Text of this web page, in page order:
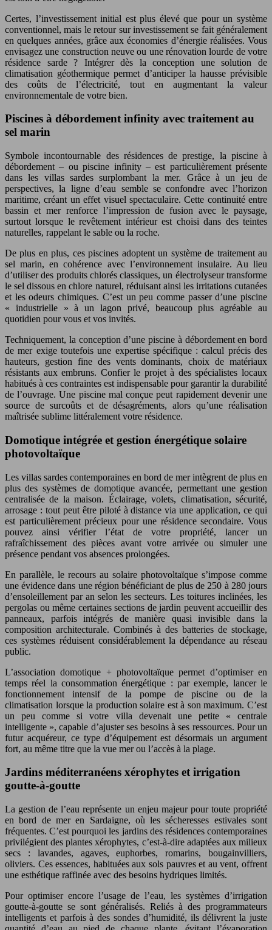
Certes, l’investissement initial est plus élevé que pour un système
conventionnel, mais le retour sur investissement se fait généralement
en quelques années, grâce aux économies d’énergie réalisées. Vous
envisagez une construction neuve ou une rénovation lourde de votre
résidence sarde ? Intégrer dès la conception une solution de
climatisation géothermique permet d’anticiper la hausse prévisible
des coûts de l’électricité, tout en augmentant la valeur
environnementale de votre bien.
Piscines à débordement infinity avec traitement au
sel marin
Symbole incontournable des résidences de prestige, la piscine à
débordement – ou piscine infinity – est particulièrement présente
dans les villas sardes surplombant la mer. Grâce à un jeu de
perspectives, la ligne d’eau semble se confondre avec l’horizon
maritime, créant un effet visuel spectaculaire. Cette continuité entre
bassin et mer renforce l’impression de fusion avec le paysage,
surtout lorsque le revêtement intérieur est choisi dans des teintes
naturelles, rappelant le sable ou la roche.
De plus en plus, ces piscines adoptent un système de traitement au
sel marin, en cohérence avec l’environnement insulaire. Au lieu
d’utiliser des produits chlorés classiques, un électrolyseur transforme
le sel dissous en chlore naturel, réduisant ainsi les irritations cutanées
et les odeurs chimiques. C’est un peu comme passer d’une piscine
« industrielle » à un lagon privé, beaucoup plus agréable au
quotidien pour vous et vos invités.
Techniquement, la conception d’une piscine à débordement en bord
de mer exige toutefois une expertise spécifique : calcul précis des
hauteurs, gestion fine des vents dominants, choix de matériaux
résistants aux embruns. Confier le projet à des spécialistes locaux
habitués à ces contraintes est indispensable pour garantir la durabilité
de l’ouvrage. Une piscine mal conçue peut rapidement devenir une
source de surcoûts et de désagréments, alors qu’une réalisation
maîtrisée sublime littéralement votre résidence.
Domotique intégrée et gestion énergétique solaire
photovoltaïque
Les villas sardes contemporaines en bord de mer intègrent de plus en
plus des systèmes de domotique avancée, permettant une gestion
centralisée de la maison. Éclairage, volets, climatisation, sécurité,
arrosage : tout peut être piloté à distance via une application, ce qui
est particulièrement précieux pour une résidence secondaire. Vous
pouvez ainsi vérifier l’état de votre propriété, lancer un
rafraîchissement des pièces avant votre arrivée ou simuler une
présence pendant vos absences prolongées.
En parallèle, le recours au solaire photovoltaïque s’impose comme
une évidence dans une région bénéficiant de plus de 250 à 280 jours
d’ensoleillement par an selon les secteurs. Les toitures inclinées, les
pergolas ou même certaines sections de jardin peuvent accueillir des
panneaux, parfois intégrés de manière quasi invisible dans la
composition architecturale. Combinés à des batteries de stockage,
ces systèmes réduisent considérablement la dépendance au réseau
public.
L’association domotique + photovoltaïque permet d’optimiser en
temps réel la consommation énergétique : par exemple, lancer le
fonctionnement intensif de la pompe de piscine ou de la
climatisation lorsque la production solaire est à son maximum. C’est
un peu comme si votre villa devenait une petite « centrale
intelligente », capable d’ajuster ses besoins à ses ressources. Pour un
futur acquéreur, ce type d’équipement est désormais un argument
fort, au même titre que la vue mer ou l’accès à la plage.
Jardins méditerranéens xérophytes et irrigation
goutte-à-goutte
La gestion de l’eau représente un enjeu majeur pour toute propriété
en bord de mer en Sardaigne, où les sécheresses estivales sont
fréquentes. C’est pourquoi les jardins des résidences contemporaines
privilégient des plantes xérophytes, c’est-à-dire adaptées aux milieux
secs : lavandes, agaves, euphorbes, romarins, bougainvilliers,
oliviers. Ces essences, habituées aux sols pauvres et au vent, offrent
une esthétique raffinée avec des besoins hydriques limités.
Pour optimiser encore l’usage de l’eau, les systèmes d’irrigation
goutte-à-goutte se sont généralisés. Reliés à des programmateurs
intelligents et parfois à des sondes d’humidité, ils délivrent la juste